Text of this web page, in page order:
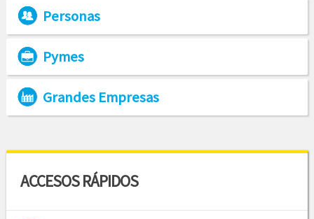
Personas
Pymes
Grandes Empresas
ACCESOS RÁPIDOS